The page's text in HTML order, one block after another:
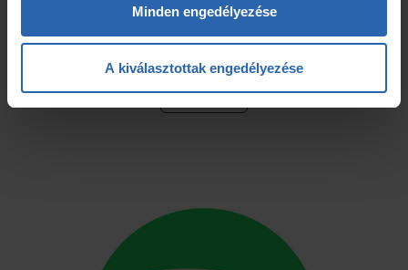
Minden engedélyezése
A kiválasztottak engedélyezése
Tippek, trükkök, mémek..minden, ami hasznos, érdekes és
szórakoztató!
Követem